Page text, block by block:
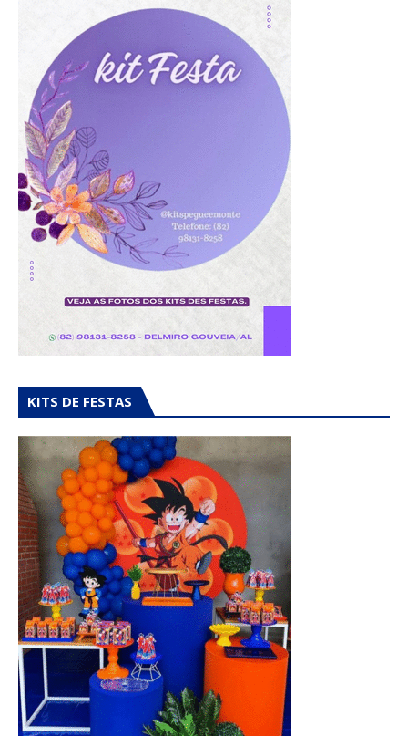
KITS DE FESTAS